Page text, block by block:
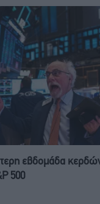
εβδομάδα κερδών
500